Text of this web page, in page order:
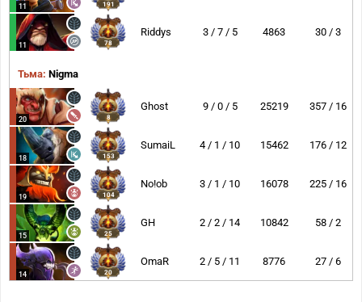
11 191
11 78
Riddys 3 / 7 / 5 4863 30 / 3
Тьма: Nigma
20 8
Ghost 9 / 0 / 5 25219 357 / 16
18 153
SumaiL 4 / 1 / 10 15462 176 / 12
19 104
No!ob 3 / 1 / 10 16078 225 / 16
15 25
GH 2 / 2 / 14 10842 58 / 2
14 20
OmaR 2 / 5 / 11 8776 27 / 6